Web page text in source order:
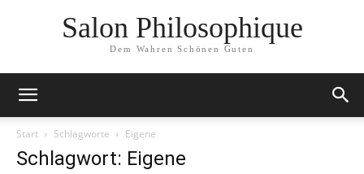
Salon Philosophique
Dem Wahren Schönen Guten
Start Schlagworte Eigene
Schlagwort: Eigene